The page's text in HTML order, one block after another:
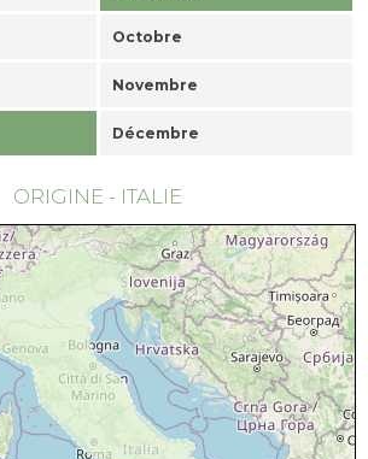
Octobre
Novembre
Décembre
ORIGINE - ITALIE